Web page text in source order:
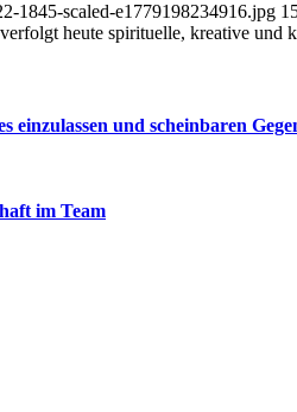
1845-scaled-e1779198234916.jpg
heute spirituelle, kreative und
und scheinbaren
im Team